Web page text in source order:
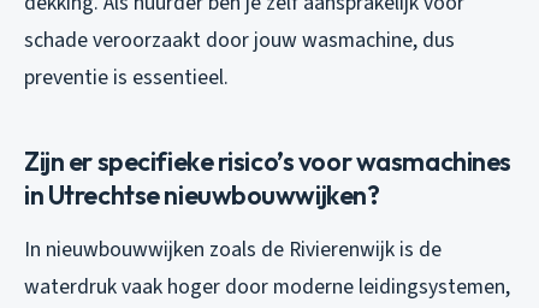
schade veroorzaakt door jouw wasmachine, dus
preventie is essentieel.
Zijn er specifieke risico’s voor wasmachines
in Utrechtse nieuwbouwwijken?
In nieuwbouwwijken zoals de Rivierenwijk is de
waterdruk vaak hoger door moderne leidingsystemen,